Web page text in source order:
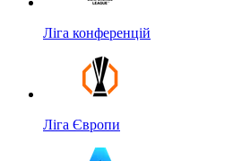
Ліга конференцій
Ліга Європи